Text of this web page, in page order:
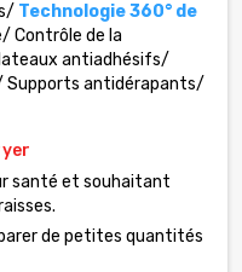
Technologie 360° de
Contrôle de la
antiadhésifs/
Supports antidérapants/
santé et souhaitant
de petites quantités